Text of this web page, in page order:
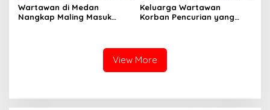
Wartawan di Medan
Nangkap Maling Masuk
yang Masih Kecil Minta
Tolong Prabowo Subianto
Keluarga Wartawan
Korban Pencurian yang
Medan, Kirim Surat ke
Presiden Prabowo, Komisi
III DPR RI dan Kapolri!
View More